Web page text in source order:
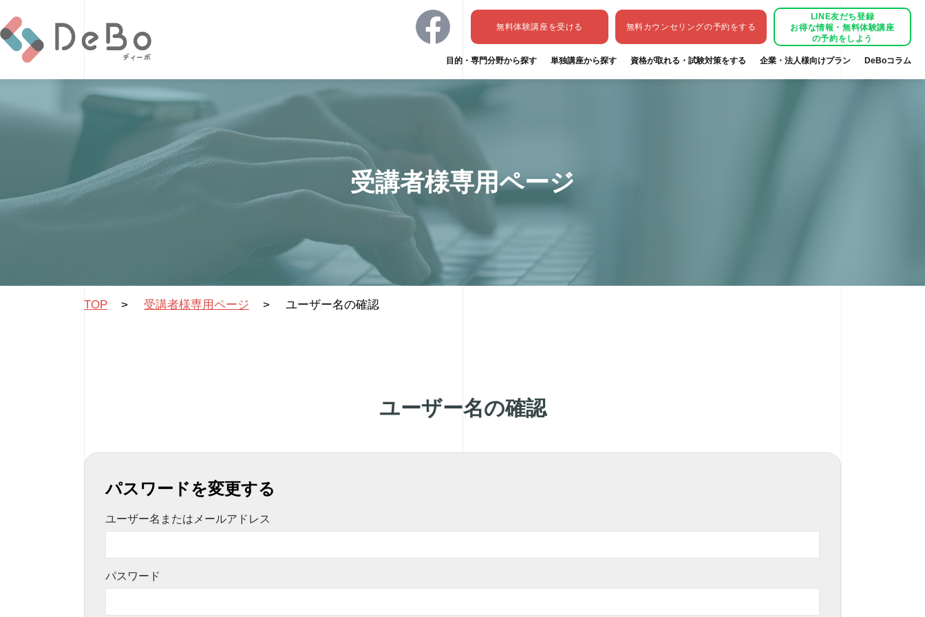
無料体験講座を受ける 無料カウンセリングの予約をする
LINE友だち登録
お得な情報・無料体験講座
の予約をしよう
目的・専門分野から探す 単独講座から探す 資格が取れる・試験対策をする 企業・法人様向けプラン DeBoコラム
受講者様専用ページ
TOP > 受講者様専用ページ > ユーザー名の確認
ユーザー名の確認
パスワードを変更する
ユーザー名またはメールアドレス
パスワード